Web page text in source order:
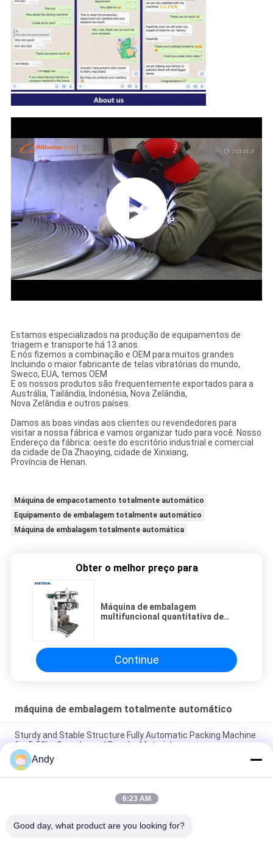
Estamos especializados na produção de equipamentos de
triagem e transporte há 13 anos.
E nós fizemos a combinação e OEM para muitos grandes
Incluindo o maior fabricante de telas vibratórias do mundo,
Sweco, EUA, temos OEM
E os nossos produtos são frequentemente exportados para a
Austrália, Tailândia, Indonésia, Nova Zelândia,
Nova Zelândia e outros países.
Damos as boas vindas aos clientes ou revendedores para
visitar a nossa fábrica e vamos organizar tudo para você. Nosso
Endereço da fábrica: oeste do escritório industrial e comercial
da cidade de Da Zhaoying, cidade de Xinxiang,
Província de Henan.
Máquina de empacotamento totalmente automático
Equipamento de embalagem totalmente automático
Máquina de embalagem totalmente automática
Obter o melhor preço para
Máquina de embalagem
multifuncional quantitativa de
Continue
máquina de embalagem totalmente automático
Sturdy and Stable Structure Fully Automatic Packing Machine
for 5-50kg Granular and Powder Materials
5 - 50kg Bagged Food Grade Packaging Machine - Precision
Measuring And Packaging Equipment For Powder Materials
Fully Automatic Packing Machine for 5-50kg Bags Improving
Andy
6:23 AM
Good day, what product are you looking for?